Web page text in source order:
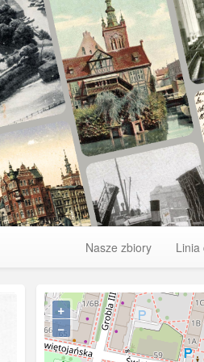
Nasze zbiory Linia
+
−